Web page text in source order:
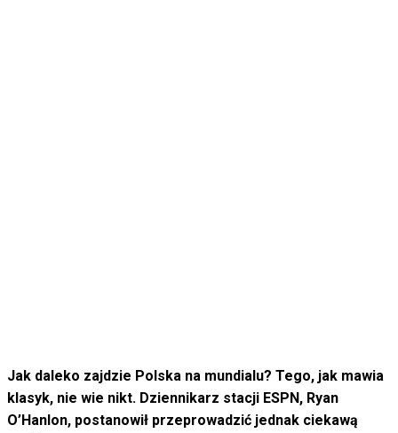
Jak daleko zajdzie Polska na mundialu? Tego, jak mawia
klasyk, nie wie nikt. Dziennikarz stacji ESPN, Ryan
O’Hanlon, postanowił przeprowadzić jednak ciekawą